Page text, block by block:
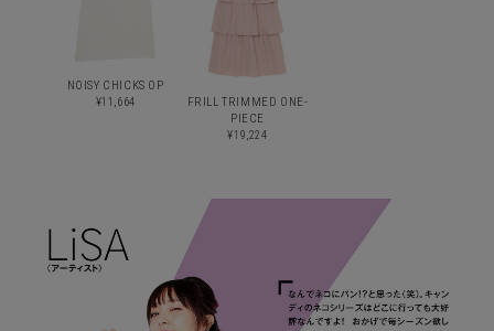
NOISY CHICKS OP
¥11,664
FRILL TRIMMED ONE-
PIECE
¥19,224